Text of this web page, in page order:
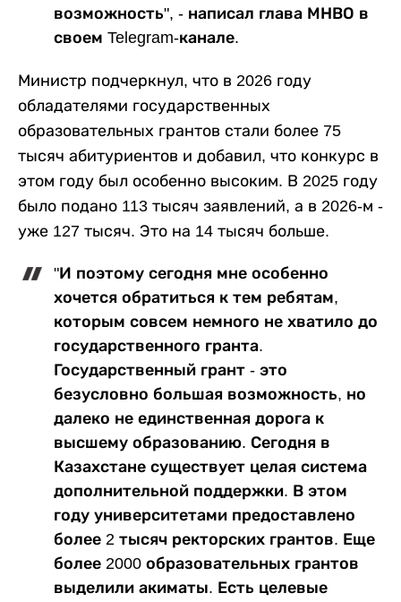
возможность", - написал глава МНВО в
своем Telegram-канале.
Министр подчеркнул, что в 2026 году
обладателями государственных
образовательных грантов стали более 75
тысяч абитуриентов и добавил, что конкурс в
этом году был особенно высоким. В 2025 году
было подано 113 тысяч заявлений, а в 2026-м -
уже 127 тысяч. Это на 14 тысяч больше.
"И поэтому сегодня мне особенно
хочется обратиться к тем ребятам,
которым совсем немного не хватило до
государственного гранта.
Государственный грант - это
безусловно большая возможность, но
далеко не единственная дорога к
высшему образованию. Сегодня в
Казахстане существует целая система
дополнительной поддержки. В этом
году университетами предоставлено
более 2 тысяч ректорских грантов. Еще
более 2000 образовательных грантов
выделили акиматы. Есть целевые